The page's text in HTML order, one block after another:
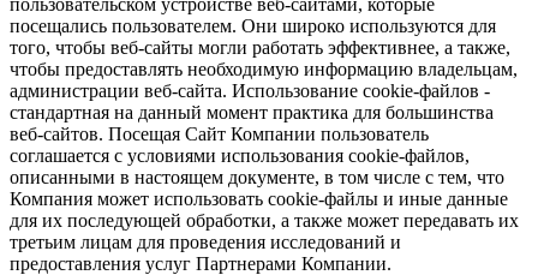
посещались пользователем. Они широко используются для
того, чтобы веб-сайты могли работать эффективнее, а также,
чтобы предоставлять необходимую информацию владельцам,
администрации веб-сайта. Использование cookie-файлов -
стандартная на данный момент практика для большинства
веб-сайтов. Посещая Сайт Компании пользователь
соглашается с условиями использования cookie-файлов,
описанными в настоящем документе, в том числе с тем, что
Компания может использовать cookie-файлы и иные данные
для их последующей обработки, а также может передавать их
третьим лицам для проведения исследований и
предоставления услуг Партнерами Компании.